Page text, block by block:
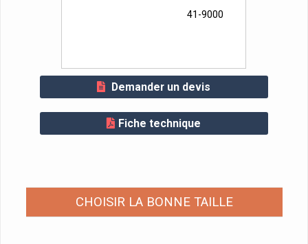
41-9000
Demander un devis
Fiche technique
CHOISIR LA BONNE TAILLE